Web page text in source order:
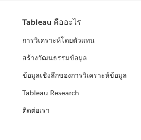
Tableau คืออะไร
การวิเคราะห์โดยตัวแทน
สร้างวัฒนธรรมข้อมูล
ข้อมูลเชิงลึกของการวิเคราะห์ข้อมูล
Tableau Research
ติดต่อเรา